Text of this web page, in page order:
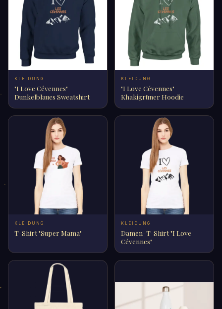
KLEIDUNG
"I Love Cévennes"
Dunkelblaues Sweatshirt
KLEIDUNG
"I Love Cévennes"
Khakigrüner Hoodie
KLEIDUNG
T-Shirt "Super Mama"
KLEIDUNG
Damen-T-Shirt "I Love
Cévennes"